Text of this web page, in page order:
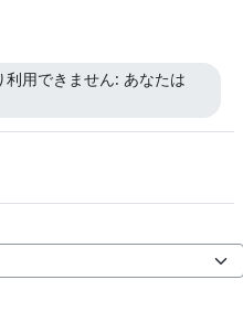
用できません: あなたは